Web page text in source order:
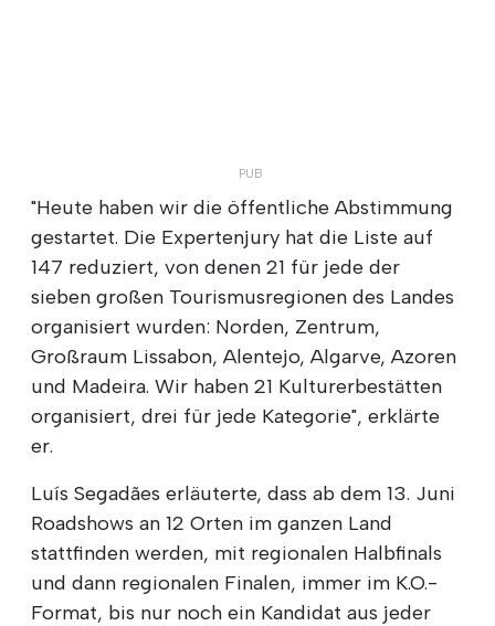
"Heute haben wir die öffentliche Abstimmung
gestartet. Die Expertenjury hat die Liste auf
147 reduziert, von denen 21 für jede der
sieben großen Tourismusregionen des Landes
organisiert wurden: Norden, Zentrum,
Großraum Lissabon, Alentejo, Algarve, Azoren
und Madeira. Wir haben 21 Kulturerbestätten
organisiert, drei für jede Kategorie", erklärte
er.
Luís Segadães erläuterte, dass ab dem 13. Juni
Roadshows an 12 Orten im ganzen Land
stattfinden werden, mit regionalen Halbfinals
und dann regionalen Finalen, immer im K.O.-
Format, bis nur noch ein Kandidat aus jeder